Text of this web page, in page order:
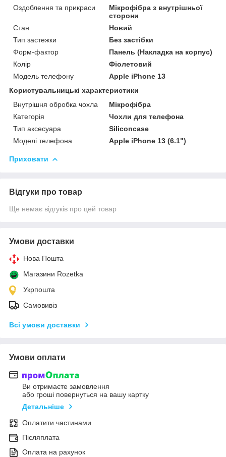
Оздоблення та прикраси
Мікрофібра з внутрішньої
сторони
Стан
Новий
Тип застежки
Без застібки
Форм-фактор
Панель (Накладка на корпус)
Колір
Фіолетовий
Модель телефону
Apple iPhone 13
Користувальницькі характеристики
Внутрішня обробка чохла
Мікрофібра
Категорія
Чохли для телефона
Тип аксесуара
Siliconcase
Моделі телефона
Apple iPhone 13 (6.1")
Приховати
Відгуки про товар
Ще немає відгуків про цей товар
Умови доставки
Нова Пошта
Магазини Rozetka
Укрпошта
Самовивіз
Всі умови доставки
Умови оплати
Ви отримаєте замовлення
або гроші повернуться на вашу картку
Детальніше
Оплатити частинами
Післяплата
Оплата на рахунок